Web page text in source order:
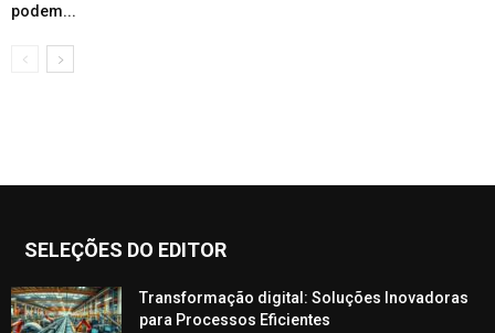
podem...
SELEÇÕES DO EDITOR
Transformação digital: Soluções Inovadoras
para Processos Eficientes